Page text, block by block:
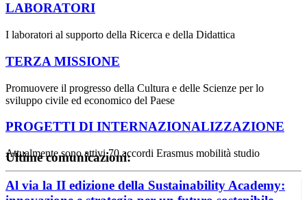
LABORATORI
I laboratori al supporto della Ricerca e della Didattica
TERZA MISSIONE
Promuovere il progresso della Cultura e delle Scienze per lo
sviluppo civile ed economico del Paese
PROGETTI DI INTERNAZIONALIZZAZIONE
Attualmente sono attivi 70 accordi Erasmus mobilità studio
Ultime comunicazioni:
Al via la II edizione della Sustainability Academy: